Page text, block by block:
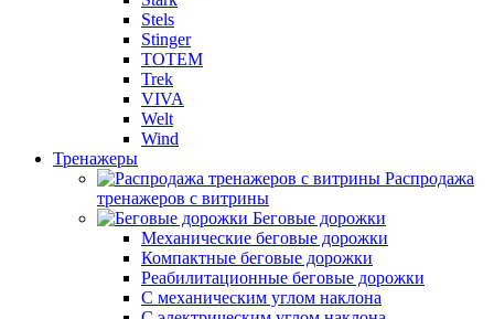
Stels
Stinger
TOTEM
Trek
VIVA
Welt
Wind
Тренажеры
Распродажа
тренажеров с витрины
Беговые дорожки
Механические беговые дорожки
Компактные беговые дорожки
Реабилитационные беговые дорожки
С механическим углом наклона